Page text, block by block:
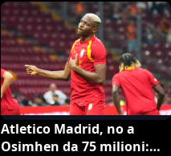
Atletico Madrid, no a
Osimhen da 75 milioni: